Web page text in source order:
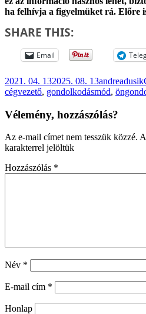
ha felhívja a figyelmüket rá. Előre
SHARE THIS:
Email
Közzétéve
2021. 04. 132025. 08. 13Szerző
andreadusik
cégvezető, gondolkodásmód,
Vélemény, hozzászólás?
Az e-mail címet nem tesszük közzé.
karakterrel jelöltük
Hozzászólás *
Név *
E-mail cím *
Honlap